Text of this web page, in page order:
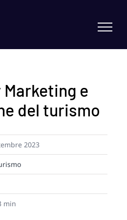
e
del turismo
2023
min